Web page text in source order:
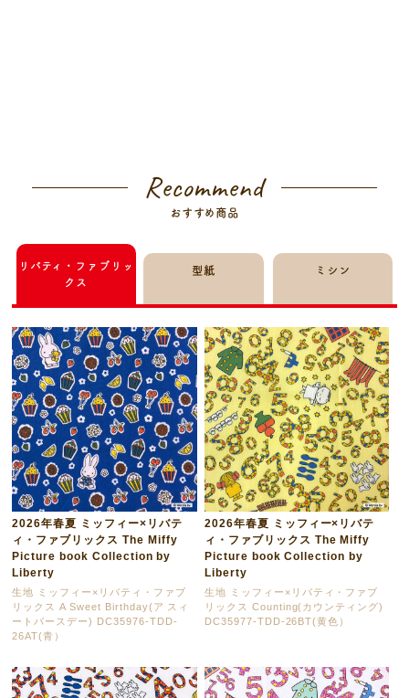
Recommend
おすすめ商品
リバティ・ファブリッ
クス
型紙 ミシン
2026年春夏 ミッフィー×リバテ
ィ・ファブリックス The Miffy
Picture book Collection by
Liberty
生地 ミッフィー×リバティ・ファブ
リックス A Sweet Birthday(ア スィ
ートバースデー) DC35976-TDD-
26AT(青）
2026年春夏 ミッフィー×リバテ
ィ・ファブリックス The Miffy
Picture book Collection by
Liberty
生地 ミッフィー×リバティ・ファブ
リックス Counting(カウンティング)
DC35977-TDD-26BT(黄色）